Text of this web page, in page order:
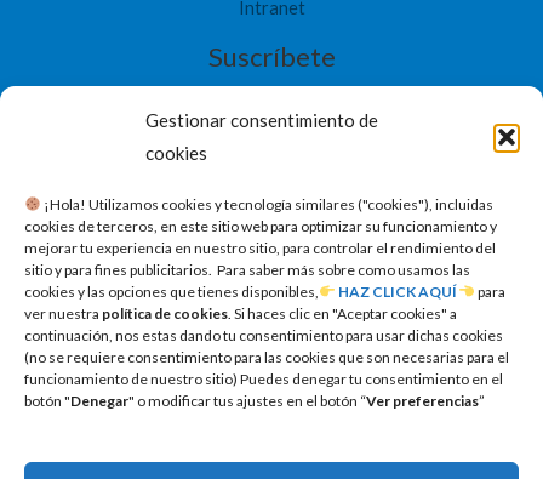
Gestionar consentimiento de
cookies
​ ¡Hola! Utilizamos cookies y tecnología similares ("cookies"), incluidas
cookies de terceros, en este sitio web para optimizar su funcionamiento y
mejorar tu experiencia en nuestro sitio, para controlar el rendimiento del
sitio y para fines publicitarios. Para saber más sobre como usamos las
cookies y las opciones que tienes disponibles,
HAZ CLICK AQUÍ
para
ver nuestra política de cookies. Si haces clic en "Aceptar cookies" a
continuación, nos estas dando tu consentimiento para usar dichas cookies
(no se requiere consentimiento para las cookies que son necesarias para el
funcionamiento de nuestro sitio) Puedes denegar tu consentimiento en el
botón "Denegar" o modificar tus ajustes en el botón “Ver preferencias”
Intranet
Suscríbete
SUSCRIBETE